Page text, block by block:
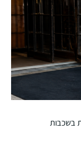
בשכבות